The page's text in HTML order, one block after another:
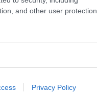
and other user protection.
Privacy Policy